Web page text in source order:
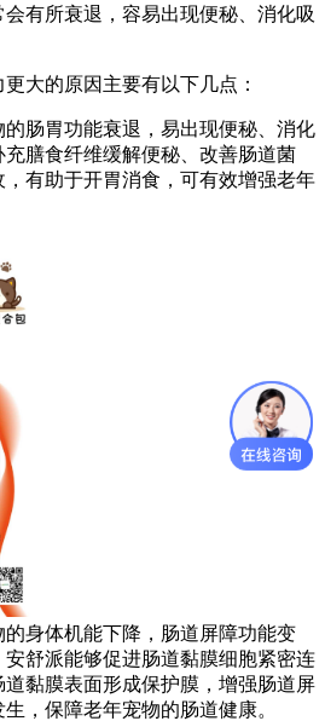
有所衰退，容易出现便秘、消化吸
大的原因主要有以下几点：
的肠胃功能衰退，易出现便秘、消化
膳食纤维缓解便秘、改善肠道菌
有助于开胃消食，可有效增强老年
的身体机能下降，肠道屏障功能变
舒派能够促进肠道黏膜细胞紧密连
黏膜表面形成保护膜，增强肠道屏
，保障老年宠物的肠道健康。